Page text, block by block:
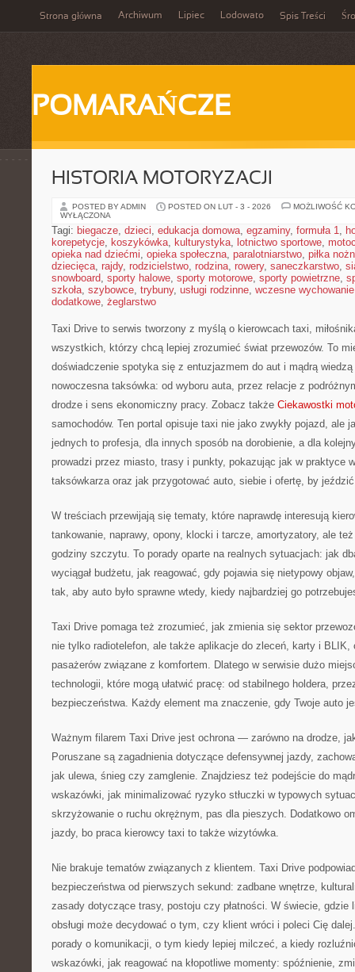
Strona główna Archiwum Lipiec Lodowato Spis Treści
POMARAŃCZE
HISTORIA MOTORYZACJI
POSTED BY ADMIN POSTED ON LUT - 3 - 2026
MOŻLIWOŚĆ
WYŁĄCZONA
Tagi: biegacze, dzieci, edukacja domowa, egzaminy, formuła 1,
korepetycje, koszykówka, kulturystyka, lotnictwo sportowe,
opieka nad dziećmi, opieka społeczna, paralotniarstwo, piłka
dziecięca, rajdy, rodzicielstwo, rodzina, rowery, saneczkarstwo,
snowboard, sporty halowe, sporty motorowe, sporty powietrzne,
szkoła, szybowce, trybuny, usługi rodzinne, wczesne wychowanie
dodatkowe, żeglarstwo
Taxi Drive to serwis tworzony z myślą o kierowcach taxi,
wszystkich, którzy chcą lepiej zrozumieć świat przewozów. To
doświadczenie spotyka się z entuzjazmem do aut i mądrą wiedzą
nowoczesna taksówka: od wyboru auta, przez relacje z
drodze i sens ekonomiczny pracy. Zobacz także Ciekawostki
samochodów. Ten portal opisuje taxi nie jako zwykły pojazd, ale
jednych to profesja, dla innych sposób na dorobienie, a dla
prowadzi przez miasto, trasy i punkty, pokazując jak w praktyce
taksówkarza oraz jak przygotować auto, siebie i ofertę, by
W treściach przewijają się tematy, które naprawdę interesują
tankowanie, naprawy, opony, klocki i tarcze, amortyzatory, ale
godziny szczytu. To porady oparte na realnych sytuacjach: jak
wyciągał budżetu, jak reagować, gdy pojawia się nietypowy
tak, aby auto było sprawne wtedy, kiedy najbardziej go
Taxi Drive pomaga też zrozumieć, jak zmienia się sektor
nie tylko radiotelefon, ale także aplikacje do zleceń, karty i BLIK,
pasażerów związane z komfortem. Dlatego w serwisie dużo
technologii, które mogą ułatwić pracę: od stabilnego holdera,
bezpieczeństwa. Każdy element ma znaczenie, gdy Twoje auto
Ważnym filarem Taxi Drive jest ochrona — zarówno na drodze,
Poruszane są zagadnienia dotyczące defensywnej jazdy,
jak ulewa, śnieg czy zamglenie. Znajdziesz też podejście do
wskazówki, jak minimalizować ryzyko stłuczki w typowych
skrzyżowanie o ruchu okrężnym, pas dla pieszych. Dodatkowo
jazdy, bo praca kierowcy taxi to także wizytówka.
Nie brakuje tematów związanych z klientem. Taxi Drive
bezpieczeństwa od pierwszych sekund: zadbane wnętrze,
zasady dotyczące trasy, postoju czy płatności. W świecie, gdzie
obsługi może decydować o tym, czy klient wróci i poleci Cię
porady o komunikacji, o tym kiedy lepiej milczeć, a kiedy
wskazówki, jak reagować na kłopotliwe momenty: spóźnienie,